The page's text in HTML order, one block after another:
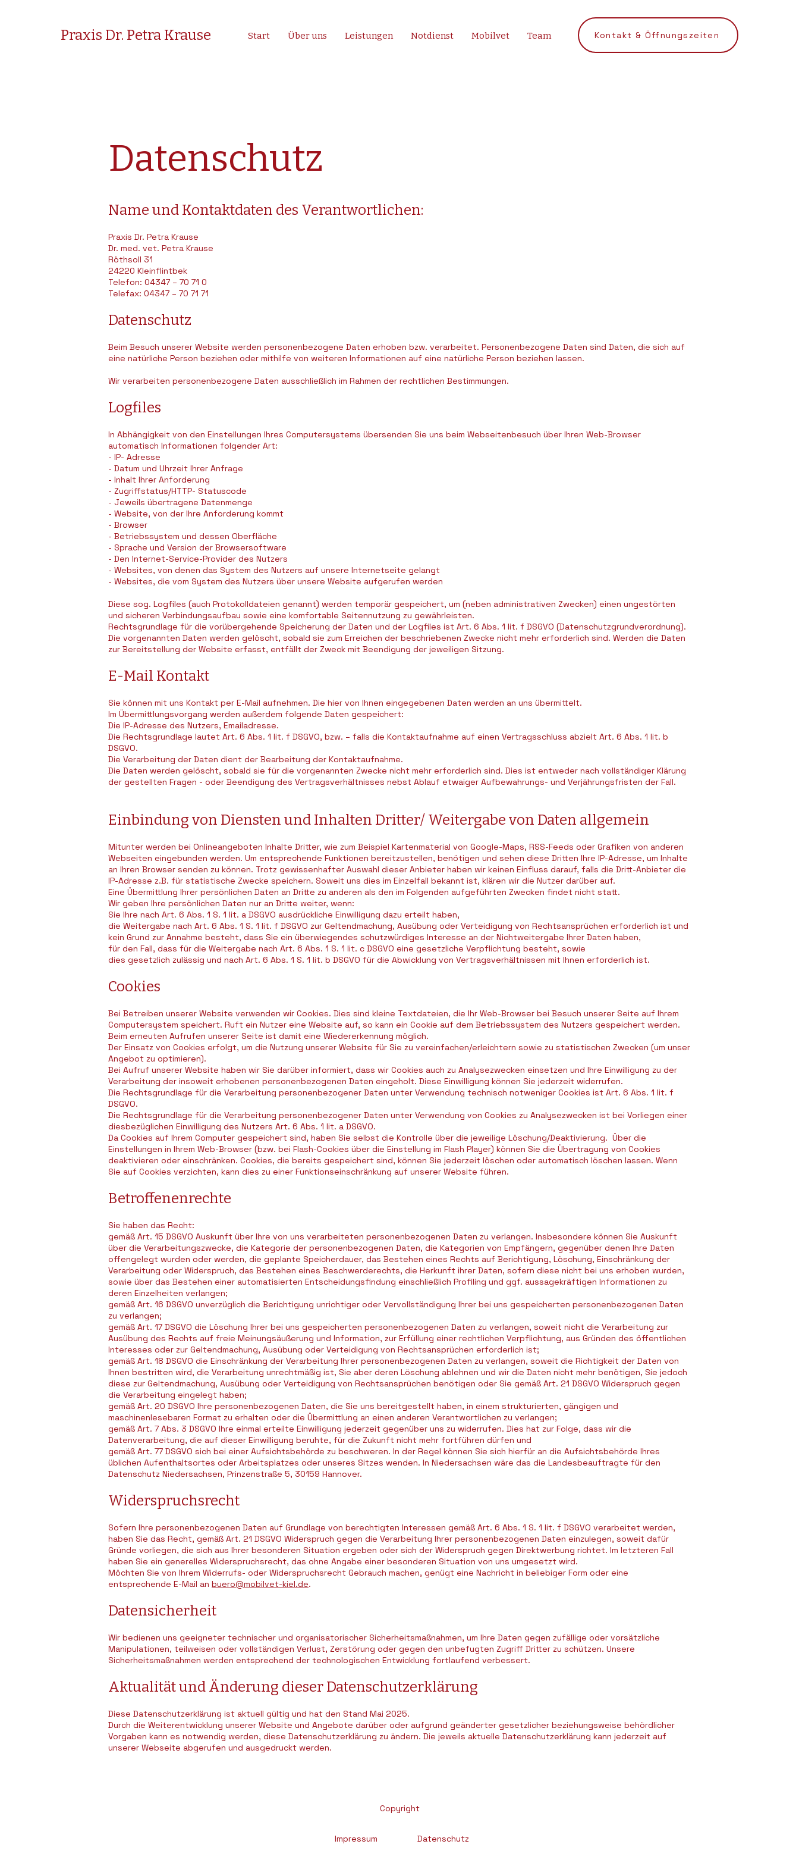
Praxis Dr. Petra Krause Start Über uns Leistungen Notdienst Mobilvet Team Kontakt & Öffnungszeiten
Datenschutz
Name und Kontaktdaten des Verantwortlichen:
Praxis Dr. Petra Krause
Dr. med. vet. Petra Krause
Röthsoll 31
24220 Kleinflintbek
Telefon: 04347 – 70 71 0
Telefax: 04347 – 70 71 71
Datenschutz
Beim Besuch unserer Website werden personenbezogene Daten erhoben bzw. verarbeitet. Personenbezogene Daten sind Daten, die sich auf
eine natürliche Person beziehen oder mithilfe von weiteren Informationen auf eine natürliche Person beziehen lassen.
Wir verarbeiten personenbezogene Daten ausschließlich im Rahmen der rechtlichen Bestimmungen.
Logfiles
In Abhängigkeit von den Einstellungen Ihres Computersystems übersenden Sie uns beim Webseitenbesuch über Ihren Web-Browser
automatisch Informationen folgender Art:
- IP- Adresse
- Datum und Uhrzeit Ihrer Anfrage
- Inhalt Ihrer Anforderung
- Zugriffstatus/HTTP- Statuscode
- Jeweils übertragene Datenmenge
- Website, von der Ihre Anforderung kommt
- Browser
- Betriebssystem und dessen Oberfläche
- Sprache und Version der Browsersoftware
- Den Internet-Service-Provider des Nutzers
- Websites, von denen das System des Nutzers auf unsere Internetseite gelangt
- Websites, die vom System des Nutzers über unsere Website aufgerufen werden
Diese sog. Logfiles (auch Protokolldateien genannt) werden temporär gespeichert, um (neben administrativen Zwecken) einen ungestörten
und sicheren Verbindungsaufbau sowie eine komfortable Seitennutzung zu gewährleisten.
Rechtsgrundlage für die vorübergehende Speicherung der Daten und der Logfiles ist Art. 6 Abs. 1 lit. f DSGVO (Datenschutzgrundverordnung).
Die vorgenannten Daten werden gelöscht, sobald sie zum Erreichen der beschriebenen Zwecke nicht mehr erforderlich sind. Werden die Daten
zur Bereitstellung der Website erfasst, entfällt der Zweck mit Beendigung der jeweiligen Sitzung.
E-Mail Kontakt
Sie können mit uns Kontakt per E-Mail aufnehmen. Die hier von Ihnen eingegebenen Daten werden an uns übermittelt.
Im Übermittlungsvorgang werden außerdem folgende Daten gespeichert:
Die IP-Adresse des Nutzers, Emailadresse.
Die Rechtsgrundlage lautet Art. 6 Abs. 1 lit. f DSGVO, bzw. – falls die Kontaktaufnahme auf einen Vertragsschluss abzielt Art. 6 Abs. 1 lit. b
DSGVO.
Die Verarbeitung der Daten dient der Bearbeitung der Kontaktaufnahme.
Die Daten werden gelöscht, sobald sie für die vorgenannten Zwecke nicht mehr erforderlich sind. Dies ist entweder nach vollständiger Klärung
der gestellten Fragen - oder Beendigung des Vertragsverhältnisses nebst Ablauf etwaiger Aufbewahrungs- und Verjährungsfristen der Fall.
Einbindung von Diensten und Inhalten Dritter/ Weitergabe von Daten allgemein
Mitunter werden bei Onlineangeboten Inhalte Dritter, wie zum Beispiel Kartenmaterial von Google-Maps, RSS-Feeds oder Grafiken von anderen
Webseiten eingebunden werden. Um entsprechende Funktionen bereitzustellen, benötigen und sehen diese Dritten Ihre IP-Adresse, um Inhalte
an Ihren Browser senden zu können. Trotz gewissenhafter Auswahl dieser Anbieter haben wir keinen Einfluss darauf, falls die Dritt-Anbieter die
IP-Adresse z.B. für statistische Zwecke speichern. Soweit uns dies im Einzelfall bekannt ist, klären wir die Nutzer darüber auf.
Eine Übermittlung Ihrer persönlichen Daten an Dritte zu anderen als den im Folgenden aufgeführten Zwecken findet nicht statt.
Wir geben Ihre persönlichen Daten nur an Dritte weiter, wenn:
Sie Ihre nach Art. 6 Abs. 1 S. 1 lit. a DSGVO ausdrückliche Einwilligung dazu erteilt haben,
die Weitergabe nach Art. 6 Abs. 1 S. 1 lit. f DSGVO zur Geltendmachung, Ausübung oder Verteidigung von Rechtsansprüchen erforderlich ist und
kein Grund zur Annahme besteht, dass Sie ein überwiegendes schutzwürdiges Interesse an der Nichtweitergabe Ihrer Daten haben,
für den Fall, dass für die Weitergabe nach Art. 6 Abs. 1 S. 1 lit. c DSGVO eine gesetzliche Verpflichtung besteht, sowie
dies gesetzlich zulässig und nach Art. 6 Abs. 1 S. 1 lit. b DSGVO für die Abwicklung von Vertragsverhältnissen mit Ihnen erforderlich ist.
Cookies
Bei Betreiben unserer Website verwenden wir Cookies. Dies sind kleine Textdateien, die Ihr Web-Browser bei Besuch unserer Seite auf Ihrem
Computersystem speichert. Ruft ein Nutzer eine Website auf, so kann ein Cookie auf dem Betriebssystem des Nutzers gespeichert werden.
Beim erneuten Aufrufen unserer Seite ist damit eine Wiedererkennung möglich.
Der Einsatz von Cookies erfolgt, um die Nutzung unserer Website für Sie zu vereinfachen/erleichtern sowie zu statistischen Zwecken (um unser
Angebot zu optimieren).
Bei Aufruf unserer Website haben wir Sie darüber informiert, dass wir Cookies auch zu Analysezwecken einsetzen und Ihre Einwilligung zu der
Verarbeitung der insoweit erhobenen personenbezogenen Daten eingeholt. Diese Einwilligung können Sie jederzeit widerrufen.
Die Rechtsgrundlage für die Verarbeitung personenbezogener Daten unter Verwendung technisch notweniger Cookies ist Art. 6 Abs. 1 lit. f
DSGVO.
Die Rechtsgrundlage für die Verarbeitung personenbezogener Daten unter Verwendung von Cookies zu Analysezwecken ist bei Vorliegen einer
diesbezüglichen Einwilligung des Nutzers Art. 6 Abs. 1 lit. a DSGVO.
Da Cookies auf Ihrem Computer gespeichert sind, haben Sie selbst die Kontrolle über die jeweilige Löschung/Deaktivierung. Über die
Einstellungen in Ihrem Web-Browser (bzw. bei Flash-Cookies über die Einstellung im Flash Player) können Sie die Übertragung von Cookies
deaktivieren oder einschränken. Cookies, die bereits gespeichert sind, können Sie jederzeit löschen oder automatisch löschen lassen. Wenn
Sie auf Cookies verzichten, kann dies zu einer Funktionseinschränkung auf unserer Website führen.
Betroffenenrechte
Sie haben das Recht:
gemäß Art. 15 DSGVO Auskunft über Ihre von uns verarbeiteten personenbezogenen Daten zu verlangen. Insbesondere können Sie Auskunft
über die Verarbeitungszwecke, die Kategorie der personenbezogenen Daten, die Kategorien von Empfängern, gegenüber denen Ihre Daten
offengelegt wurden oder werden, die geplante Speicherdauer, das Bestehen eines Rechts auf Berichtigung, Löschung, Einschränkung der
Verarbeitung oder Widerspruch, das Bestehen eines Beschwerderechts, die Herkunft ihrer Daten, sofern diese nicht bei uns erhoben wurden,
sowie über das Bestehen einer automatisierten Entscheidungsfindung einschließlich Profiling und ggf. aussagekräftigen Informationen zu
deren Einzelheiten verlangen;
gemäß Art. 16 DSGVO unverzüglich die Berichtigung unrichtiger oder Vervollständigung Ihrer bei uns gespeicherten personenbezogenen Daten
zu verlangen;
gemäß Art. 17 DSGVO die Löschung Ihrer bei uns gespeicherten personenbezogenen Daten zu verlangen, soweit nicht die Verarbeitung zur
Ausübung des Rechts auf freie Meinungsäußerung und Information, zur Erfüllung einer rechtlichen Verpflichtung, aus Gründen des öffentlichen
Interesses oder zur Geltendmachung, Ausübung oder Verteidigung von Rechtsansprüchen erforderlich ist;
gemäß Art. 18 DSGVO die Einschränkung der Verarbeitung Ihrer personenbezogenen Daten zu verlangen, soweit die Richtigkeit der Daten von
Ihnen bestritten wird, die Verarbeitung unrechtmäßig ist, Sie aber deren Löschung ablehnen und wir die Daten nicht mehr benötigen, Sie jedoch
diese zur Geltendmachung, Ausübung oder Verteidigung von Rechtsansprüchen benötigen oder Sie gemäß Art. 21 DSGVO Widerspruch gegen
die Verarbeitung eingelegt haben;
gemäß Art. 20 DSGVO Ihre personenbezogenen Daten, die Sie uns bereitgestellt haben, in einem strukturierten, gängigen und
maschinenlesebaren Format zu erhalten oder die Übermittlung an einen anderen Verantwortlichen zu verlangen;
gemäß Art. 7 Abs. 3 DSGVO Ihre einmal erteilte Einwilligung jederzeit gegenüber uns zu widerrufen. Dies hat zur Folge, dass wir die
Datenverarbeitung, die auf dieser Einwilligung beruhte, für die Zukunft nicht mehr fortführen dürfen und
gemäß Art. 77 DSGVO sich bei einer Aufsichtsbehörde zu beschweren. In der Regel können Sie sich hierfür an die Aufsichtsbehörde Ihres
üblichen Aufenthaltsortes oder Arbeitsplatzes oder unseres Sitzes wenden. In Niedersachsen wäre das die Landesbeauftragte für den
Datenschutz Niedersachsen, Prinzenstraße 5, 30159 Hannover.
Widerspruchsrecht
Sofern Ihre personenbezogenen Daten auf Grundlage von berechtigten Interessen gemäß Art. 6 Abs. 1 S. 1 lit. f DSGVO verarbeitet werden,
haben Sie das Recht, gemäß Art. 21 DSGVO Widerspruch gegen die Verarbeitung Ihrer personenbezogenen Daten einzulegen, soweit dafür
Gründe vorliegen, die sich aus Ihrer besonderen Situation ergeben oder sich der Widerspruch gegen Direktwerbung richtet. Im letzteren Fall
haben Sie ein generelles Widerspruchsrecht, das ohne Angabe einer besonderen Situation von uns umgesetzt wird.
Möchten Sie von Ihrem Widerrufs- oder Widerspruchsrecht Gebrauch machen, genügt eine Nachricht in beliebiger Form oder eine
entsprechende E-Mail an buero@mobilvet-kiel.de.
Datensicherheit
Wir bedienen uns geeigneter technischer und organisatorischer Sicherheitsmaßnahmen, um Ihre Daten gegen zufällige oder vorsätzliche
Manipulationen, teilweisen oder vollständigen Verlust, Zerstörung oder gegen den unbefugten Zugriff Dritter zu schützen. Unsere
Sicherheitsmaßnahmen werden entsprechend der technologischen Entwicklung fortlaufend verbessert.
Aktualität und Änderung dieser Datenschutzerklärung
Diese Datenschutzerklärung ist aktuell gültig und hat den Stand Mai 2025.
Durch die Weiterentwicklung unserer Website und Angebote darüber oder aufgrund geänderter gesetzlicher beziehungsweise behördlicher
Vorgaben kann es notwendig werden, diese Datenschutzerklärung zu ändern. Die jeweils aktuelle Datenschutzerklärung kann jederzeit auf
unserer Webseite abgerufen und ausgedruckt werden.
Copyright
Impressum Datenschutz